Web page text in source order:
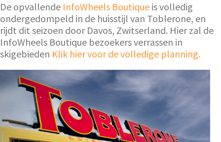
De opvallende InfoWheels Boutique is volledig
ondergedompeld in de huisstijl van Toblerone, en
rijdt dit seizoen door Davos, Zwitserland. Hier zal de
InfoWheels Boutique bezoekers verrassen in
skigebieden Klik hier voor de volledige planning.